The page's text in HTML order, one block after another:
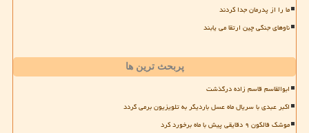
ما را از پدرمان جدا کردند
ناوهای جنگی چین ارتقا می یابند
پربحث ترین ها
ابوالقاسم قاسم زاده درگذشت
اکبر عبدی با سریال ماه عسل باردیگر به تلویزیون برمی گردد
موشک فالکون ۹ دقایقی پیش با ماه برخورد کرد